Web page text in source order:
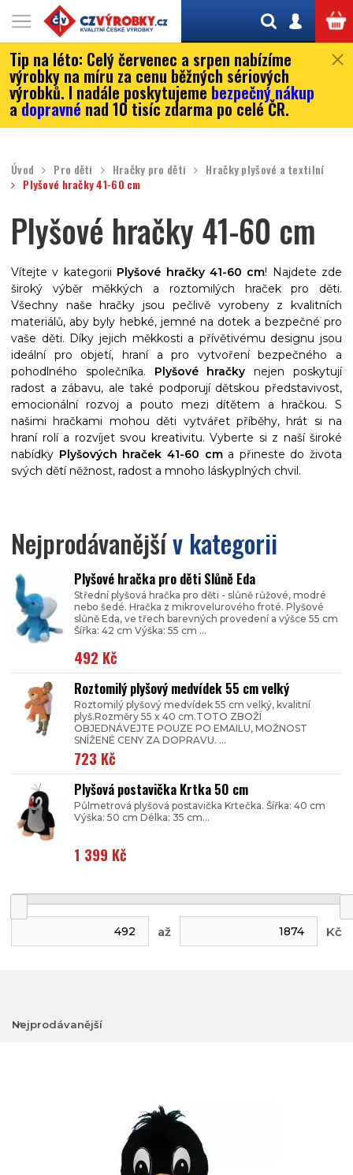
Tip na léto: Celý červenec a srpen nabízíme
výrobky na míru za cenu běžných sériových
výrobků. I nadále poskytujeme bezpečný nákup
adopravné nad 10 tisíc zdarma po celé ČR.
Úvod Pro děti Hračky pro děti
Hračky plyšové a textilní
Plyšové hračky 41-60 cm
Plyšové hračky 41-60 cm
Vítejte v kategorii Plyšové hračky 41-60 cm! Najdete zde
široký výběr měkkých a roztomilých hraček pro děti.
Všechny naše hračky jsou pečlivě vyrobeny z kvalitních
materiálů, aby byly hebké, jemné na dotek a bezpečné pro
vaše děti. Díky jejich měkkosti a přívětivému designu jsou
ideální pro objetí, hraní a pro vytvoření bezpečného a
pohodlného společníka. Plyšové hračky nejen poskytují
radost a zábavu, ale také podporují dětskou představivost,
emocionální rozvoj a pouto mezi dítětem a hračkou. S
našimi hračkami mohou děti vytvářet příběhy, hrát si na
hraní rolí a rozvíjet svou kreativitu. Vyberte si z naší široké
nabídky Plyšových hraček 41-60 cm a přineste do života
svých dětí něžnost, radost a mnoho láskyplných chvil.
Nejprodávanějšív kategorii
Plyšové hračka pro děti Slůně Eda
Střední plyšová hračka pro děti - slůně růžové, modré
nebo šedé. Hračka z mikrovelurového froté. Plyšové
slůně Eda, ve třech barevných provedení a výšce 55 cm
Šířka: 42 cm Výška: 55 cm ...
492 Kč
Roztomilý plyšový medvídek 55 cm velký
Roztomilý plyšový medvídek 55 cm velký, kvalitní
plyš.Rozměry 55 x 40 cm.TOTO ZBOŽÍ
OBJEDNÁVEJTE POUZE PO EMAILU, MOŽNOST
SNÍŽENÉ CENY ZA DOPRAVU. ...
723 Kč
Plyšová postavička Krtka 50 cm
Půlmetrová plyšová postavička Krtečka. Šířka: 40 cm
Výška: 50 cm Délka: 35 cm...
1 399 Kč
až Kč
Nejprodávanější